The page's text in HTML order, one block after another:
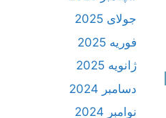
جولای 2025
فوریه 2025
ژانویه 2025
دسامبر 2024
نوامبر 2024